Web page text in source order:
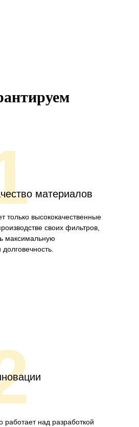
материалов
только высококачественные
своих фильтров,
максимальную
работает над разработкой